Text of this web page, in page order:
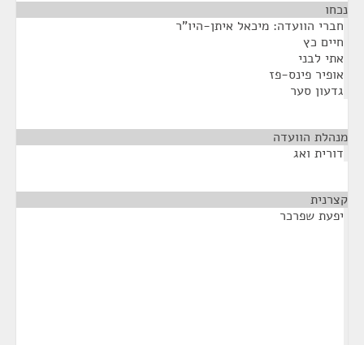
נכחו
חברי הוועדה: מיכאל איתן-היו"ר
חיים כץ
אתי לבני
אופיר פינס-פז
גדעון סער
מנהלת הוועדה
דורית ואג
קצרנית
יפעת שפרכר